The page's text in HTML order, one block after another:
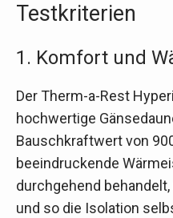
Testkriterien
1. Komfort und
Der Therm-a-Rest
hochwertige
Bauschkraftwert von
beeindruckende
durchgehend
und so die Isolation